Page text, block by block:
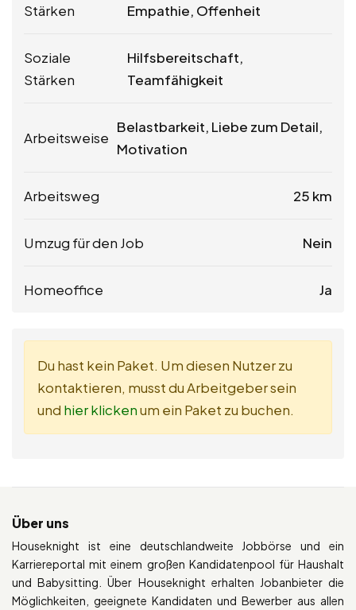
Stärken
Empathie, Offenheit
Soziale
Stärken
Hilfsbereitschaft,
Teamfähigkeit
Arbeitsweise
Belastbarkeit, Liebe zum Detail,
Motivation
Arbeitsweg 25 km
Umzug für den Job Nein
Homeoffice Ja
Du hast kein Paket. Um diesen Nutzer zu
kontaktieren, musst du Arbeitgeber sein
und hier klickenum ein Paket zu buchen.
Über uns
Houseknight ist eine deutschlandweite Jobbörse und ein
Karriereportal mit einem großen Kandidatenpool für Haushalt
und Babysitting. Über Houseknight erhalten Jobanbieter die
Möglichkeiten, geeignete Kandidaten und Bewerber aus allen